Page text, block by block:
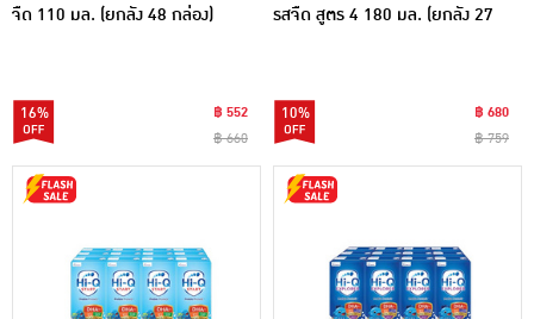
จืด 110 มล. (ยกลัง 48 กล่อง)
16%
฿ 552
฿ 660
รสจืด สูตร 4 180 มล. (ยกลัง 27
10%
฿ 680
฿ 759